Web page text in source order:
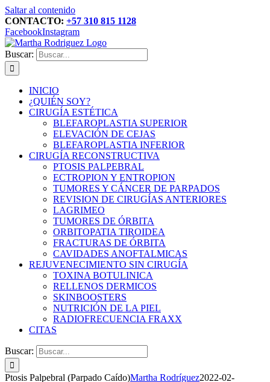
Saltar al contenido
CONTACTO: +57 310 815 1128
FacebookInstagram
Buscar:
INICIO
¿QUIÉN SOY?
CIRUGÍA ESTÉTICA
BLEFAROPLASTIA SUPERIOR
ELEVACIÓN DE CEJAS
BLEFAROPLASTIA INFERIOR
CIRUGÍA RECONSTRUCTIVA
PTOSIS PALPEBRAL
ECTROPION Y ENTROPION
TUMORES Y CÁNCER DE PARPADOS
REVISION DE CIRUGÍAS ANTERIORES
LAGRIMEO
TUMORES DE ÓRBITA
ORBITOPATIA TIROIDEA
FRACTURAS DE ÓRBITA
CAVIDADES ANOFTALMICAS
REJUVENECIMIENTO SIN CIRUGÍA
TOXINA BOTULINICA
RELLENOS DERMICOS
SKINBOOSTERS
NUTRICIÓN DE LA PIEL
RADIOFRECUENCIA FRAXX
CITAS
Buscar:
Ptosis Palpebral (Parpado Caído)Martha Rodríguez2022-02-